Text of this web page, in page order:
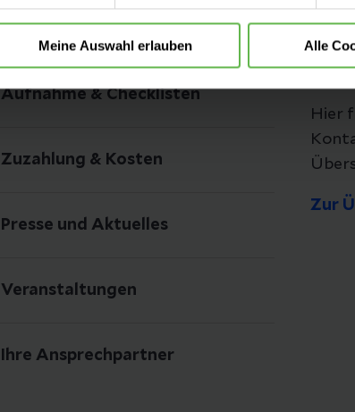
Meine Auswahl erlauben Alle
Unsere Zentren
Aufnahme & Checklisten
Zuzahlung & Kosten
Presse und Aktuelles
Veranstaltungen
Ihre Ansprechpartner
Hier
Zur